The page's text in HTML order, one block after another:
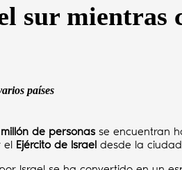
sur mientras
países
de personasse encuentran
el Ejército de Israel desde la